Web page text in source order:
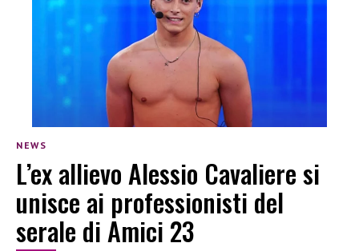
NEWS
L’ex allievo Alessio Cavaliere si
unisce ai professionisti del
serale di Amici 23